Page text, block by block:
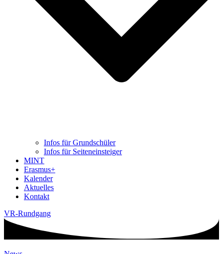
Infos für Grundschüler
Infos für Seiteneinsteiger
MINT
Erasmus+
Kalender
Aktuelles
Kontakt
VR-Rundgang